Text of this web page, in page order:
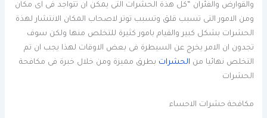
والقوارض والفئران “كل هذة الحشرات التى يمكن ان تتواجد فى اى مكان
ومن الامور التى تسبب قلق وتسبب توتر لاصحاب المكان الانتشار لهذة
الحشرات بشكل كبير والقيام بامور كثيرة للتخلص منها ولكن سوف
تجدون ان الامر يخرج عن السيطرة فى بعض الاوقات لهذا يجب ان تم
التخلص نهائيا من الحشرات بطرق مميزة ومن خلال خبرة فى مكافحة
الحشرات
مكافحة حشرات الاحساء